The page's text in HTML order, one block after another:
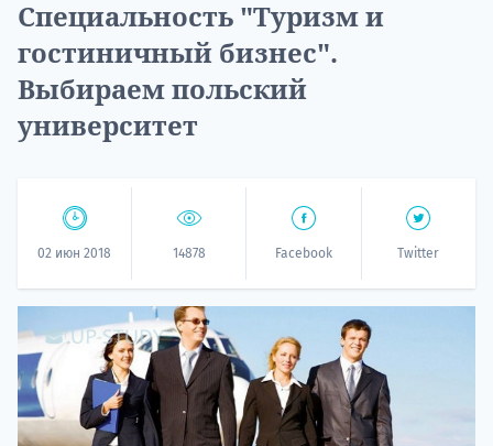
Специальность "Туризм и
гостиничный бизнес".
Выбираем польский
университет
02 июн 2018 14878 Facebook Twitter